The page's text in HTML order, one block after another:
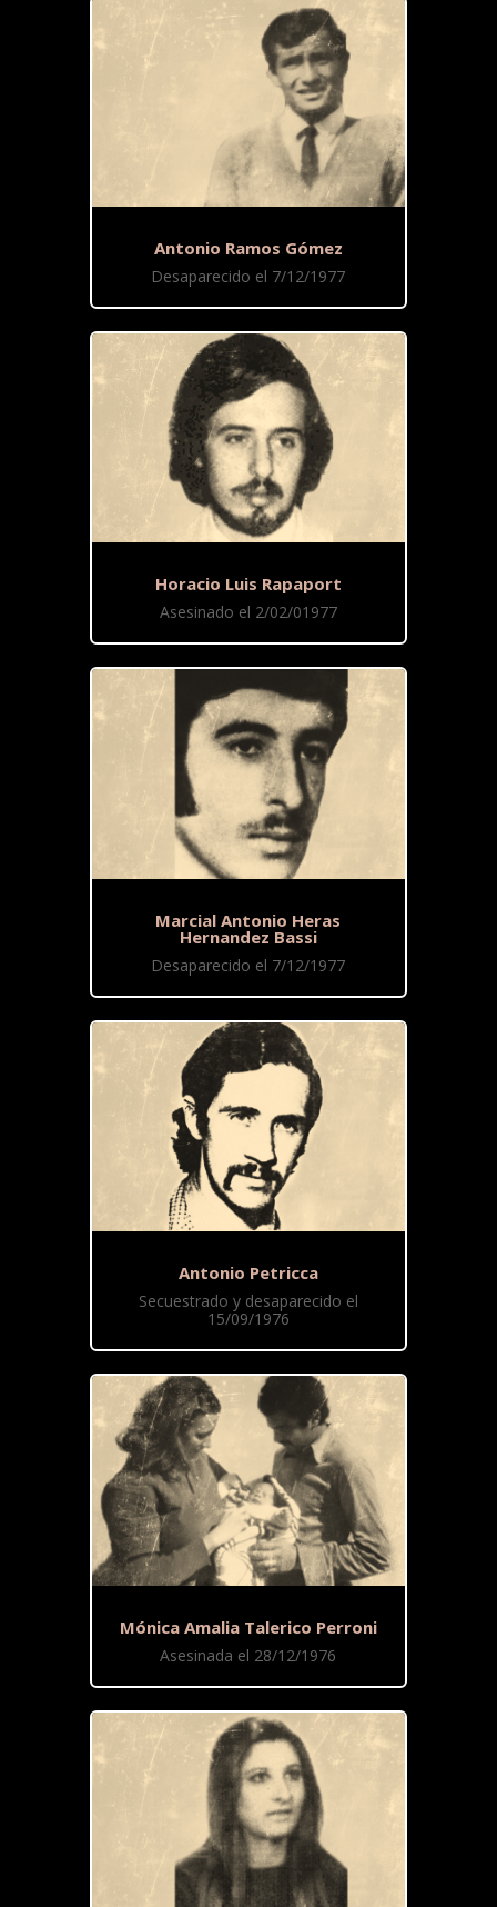
Antonio Ramos Gómez
Desaparecido el 7/12/1977
Horacio Luis Rapaport
Asesinado el 2/02/01977
Marcial Antonio Heras
Hernandez Bassi
Desaparecido el 7/12/1977
Antonio Petricca
Secuestrado y desaparecido el
15/09/1976
Mónica Amalia Talerico Perroni
Asesinada el 28/12/1976